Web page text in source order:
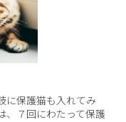
に保護猫も入れてみ
、７回にわたって保護